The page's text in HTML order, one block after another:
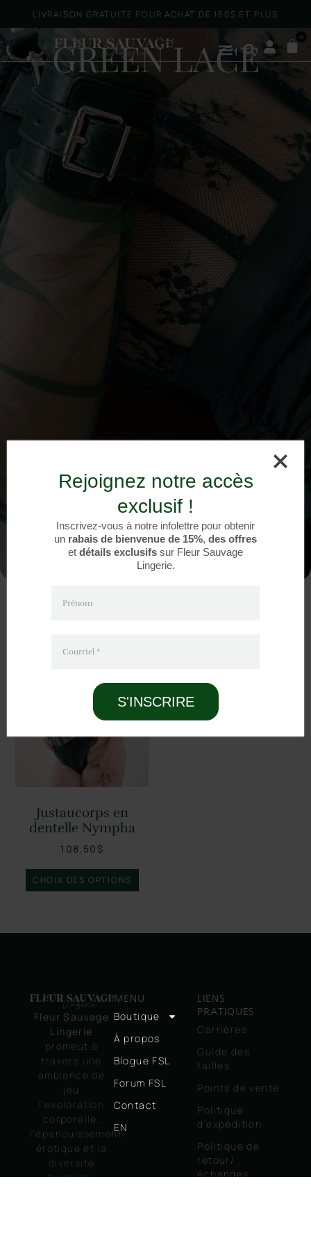
LIVRAISON GRATUITE POUR ACHAT DE 150$ ET PLUS
0
GREEN LACE
Justaucorps en
dentelle Nympha
108.50 $
CHOIX DES OPTIONS
Fleur Sauvage
Lingerie
promeut à
travers une
ambiance de
jeu
l’exploration
corporelle,
l’épanouissement
érotique et la
diversité
humaine.
MENU
Boutique
À propos
Blogue FSL
Forum FSL
Contact
EN
LIENS
PRATIQUES
Carrières
Guide des
tailles
Points de vente
Politique
d’expédition
Politique de
retour/
échanges
Rejoignez notre accès
exclusif !
Inscrivez-vous à notre infolettre pour obtenir
un rabais de bienvenue de 15%, des offres
et détails exclusifs sur Fleur Sauvage
Lingerie.
Prénom
Courriel *
S'INSCRIRE